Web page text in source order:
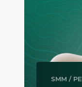
SMM /